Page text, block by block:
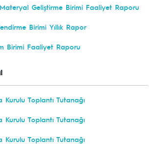
Geliştirme Birimi Faaliyet Raporu
Birimi Yıllık Rapor
Birimi Faaliyet Raporu
Kurulu Toplantı Tutanağı
Kurulu Toplantı Tutanağı
Kurulu Toplantı Tutanağı